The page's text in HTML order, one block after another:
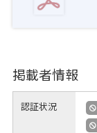
掲載者情報
認証状況